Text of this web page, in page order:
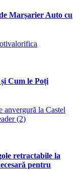
Marșarier Auto cu
Cum le Poți
retractabile la
pentru